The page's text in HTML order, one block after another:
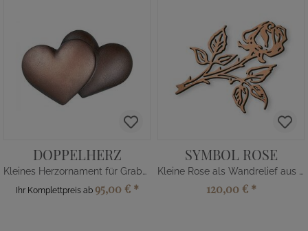
DOPPELHERZ
Kleines Herzornament für Grabsteine
Ihr Komplettpreis ab 95,00 € *
SYMBOL ROSE
Kleine Rose als Wandrelief aus Metall
120,00 € *